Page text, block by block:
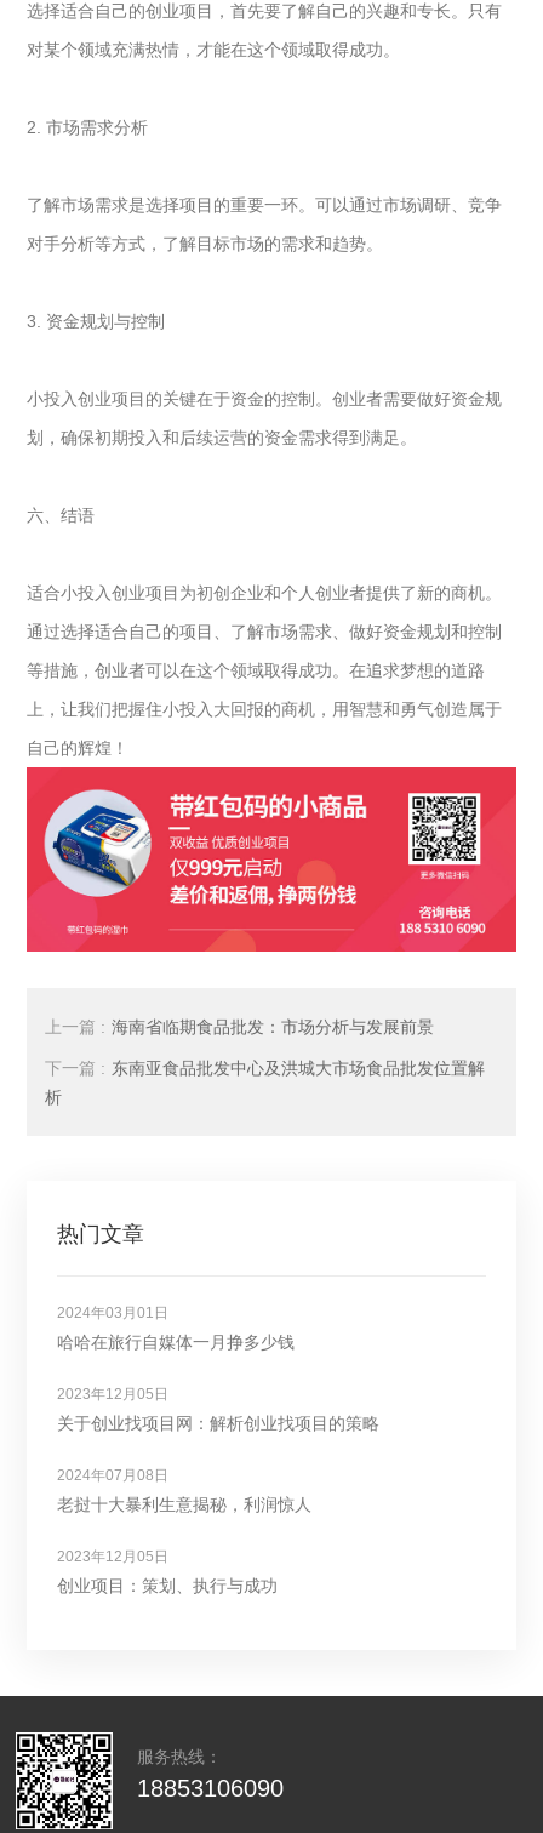
选择适合自己的创业项目，首先要了解自己的兴趣和专长。只有
对某个领域充满热情，才能在这个领域取得成功。
2. 市场需求分析
了解市场需求是选择项目的重要一环。可以通过市场调研、竞争
对手分析等方式，了解目标市场的需求和趋势。
3. 资金规划与控制
小投入创业项目的关键在于资金的控制。创业者需要做好资金规
划，确保初期投入和后续运营的资金需求得到满足。
六、结语
适合小投入创业项目为初创企业和个人创业者提供了新的商机。
通过选择适合自己的项目、了解市场需求、做好资金规划和控制
等措施，创业者可以在这个领域取得成功。在追求梦想的道路
上，让我们把握住小投入大回报的商机，用智慧和勇气创造属于
自己的辉煌！
上一篇 : 海南省临期食品批发：市场分析与发展前景
下一篇 : 东南亚食品批发中心及洪城大市场食品批发位置解
析
热门文章
2024年03月01日
哈哈在旅行自媒体一月挣多少钱
2023年12月05日
关于创业找项目网：解析创业找项目的策略
2024年07月08日
老挝十大暴利生意揭秘，利润惊人
2023年12月05日
创业项目：策划、执行与成功
服务热线：
18853106090